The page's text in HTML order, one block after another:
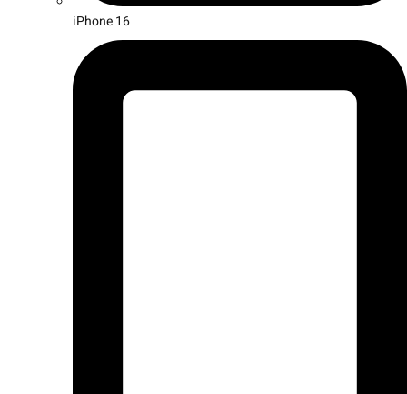
iPhone 16